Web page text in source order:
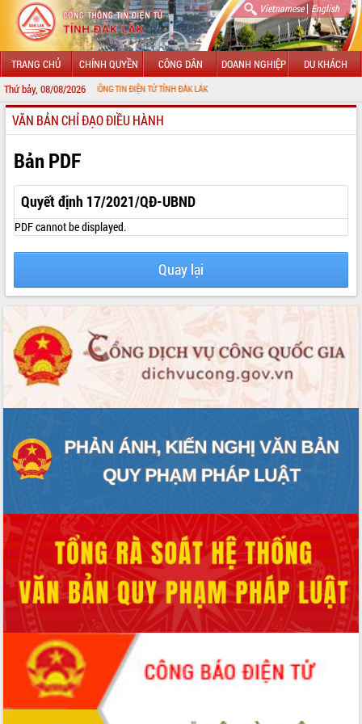
Vietnamese| English
TRANG CHỦ CHÍNH QUYỀN CÔNG DÂN DOANH NGHIỆP DU KHÁCH
Thứ bảy, 08/08/2026
VỚI CỔNG THÔNG TIN ĐIỆN TỬ TỈNH ĐẮK LẮK
GIỚI THIỆU
LÃNH ĐẠO UBND TỈNH
TIN TỨC SỰ KIỆN
SỞ, BAN, NGÀNH
UBND CÁC XÃ, PHƯỜNG
THÔNG TIN CHỈ ĐẠO ĐIỀU HÀNH
VĂN BẢN HĐND TỈNH
ĐIỂM TIN VĂN BẢN
VĂN BẢN CHỈ ĐẠO ĐIỀU HÀNH
Bản PDF
Quyết định 17/2021/QĐ-UBND
PDF cannot be displayed.
Quay lại